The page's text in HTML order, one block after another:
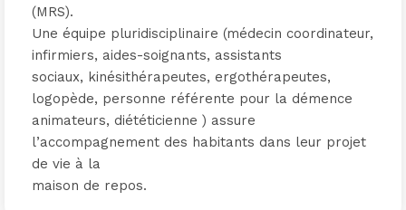
(MRS).
Une équipe pluridisciplinaire (médecin coordinateur,
infirmiers, aides-soignants, assistants
sociaux, kinésithérapeutes, ergothérapeutes,
logopède, personne référente pour la démence
animateurs, diététicienne ) assure
l’accompagnement des habitants dans leur projet
de vie à la
maison de repos.